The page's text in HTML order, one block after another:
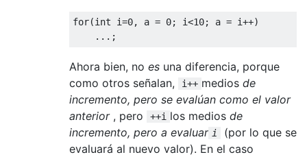
for(int i=0, a = 0; i<10; a = i++)
Ahora bien, no es una diferencia, porque
como otros señalan,
i++ medios de
incremento, pero se evalúan como el valor
anterior, pero ++i los medios de
incremento, pero a evaluar i
(por lo que se
evaluará al nuevo valor). En el caso